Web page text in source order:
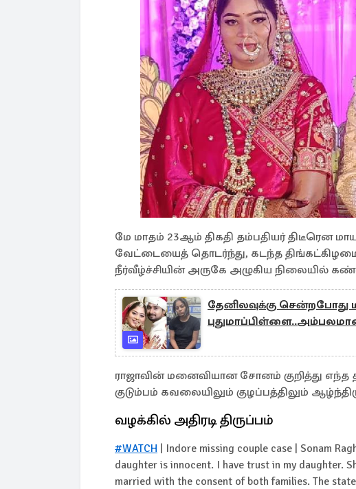
மே மாதம் 23ஆம் திகதி தம்பதியர் திடீரென
வேட்டையைத் தொடர்ந்து, கடந்த திங்கட்கிழமை
நீர்வீழ்ச்சியின் அருகே அழுகிய நிலையில்
தேனிலவுக்கு சென்றபோது
ராஜாவின் மனைவியான சோனம் குறித்து எந்த
குடும்பம் கவலையிலும் குழப்பத்திலும்
வழக்கில் அதிரடி திருப்பம்
#WATCH | Indore missing couple case | Sonam
daughter is innocent. I have trust in my daughter.
married with the consent of both families. The